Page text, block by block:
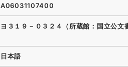
A06031107400
ヨ３１９－０３２４（所蔵館：国立公文
日本語